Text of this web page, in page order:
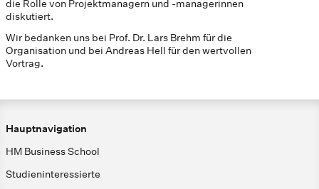
die Rolle von Projektmanagern und -managerinnen
diskutiert.
Wir bedanken uns bei Prof. Dr. Lars Brehm für die
Organisation und bei Andreas Hell für den wertvollen
Vortrag.
Hauptnavigation
HM Business School
Studieninteressierte